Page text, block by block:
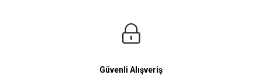
Manken Bedenleri Üst Grup M, Alt Grup 33 Beden ( Medium )
Güvenli Alışveriş